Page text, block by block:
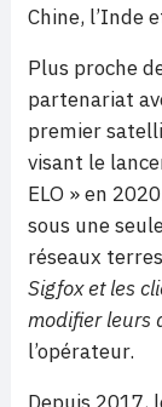
Chine, l’Inde
Plus proche
partenariat
premier
visant le
ELO » en
sous une
réseaux
Sigfox et les
modifier leurs
l’opérateur.
Depuis 2017,